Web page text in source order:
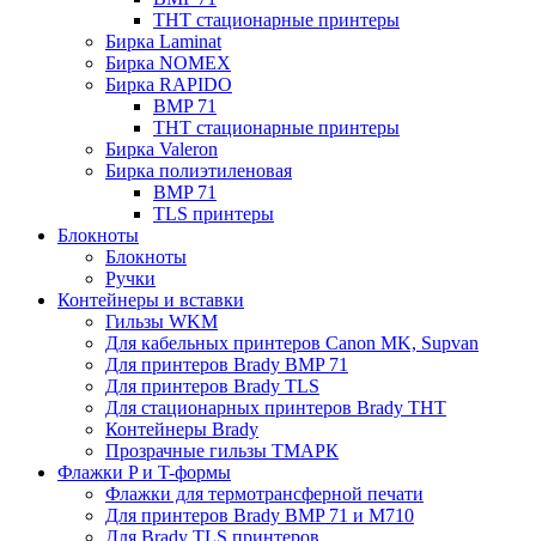
THT стационарные принтеры
Бирка Laminat
Бирка NOMEX
Бирка RAPIDO
BMP 71
THT стационарные принтеры
Бирка Valeron
Бирка полиэтиленовая
BMP 71
TLS принтеры
Блокноты
Блокноты
Ручки
Контейнеры и вставки
Гильзы WKM
Для кабельных принтеров Canon MK, Supvan
Для принтеров Brady BMP 71
Для принтеров Brady TLS
Для стационарных принтеров Brady THT
Контейнеры Brady
Прозрачные гильзы ТМАРК
Флажки P и T-формы
Флажки для термотрансферной печати
Для принтеров Brady BMP 71 и M710
Для Brady TLS принтеров